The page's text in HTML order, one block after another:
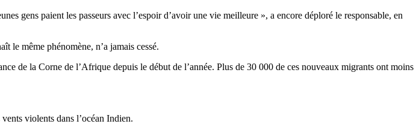
gens paient les passeurs avec l’espoir d’avoir une vie meilleure », a encore déploré le responsable, en
le même phénomène, n’a jamais cessé.
de la Corne de l’Afrique depuis le début de l’année. Plus de 30 000 de ces nouveaux migrants ont moins
violents dans l’océan Indien.